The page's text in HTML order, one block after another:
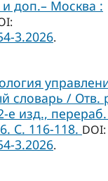
доп.– Москва :
3.2026.
словарь / Отв.
изд.,
С. 116-118. DOI:
3.2026.